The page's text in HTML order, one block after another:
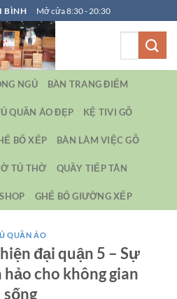
BÌNH Mở cửa 8:30 - 20:30
NGỦ BÀN TRANG ĐIỂM
QUẦN ÁO ĐẸP KỆ TIVI GỖ
BỐ XẾP BÀN LÀM VIỆC GỖ
TỦ THỜ QUẦY TIẾP TÂN
GHẾ BỐ GIƯỜNG XẾP
QUẦN ÁO
đại quận 5 – Sự
cho không gian
sống